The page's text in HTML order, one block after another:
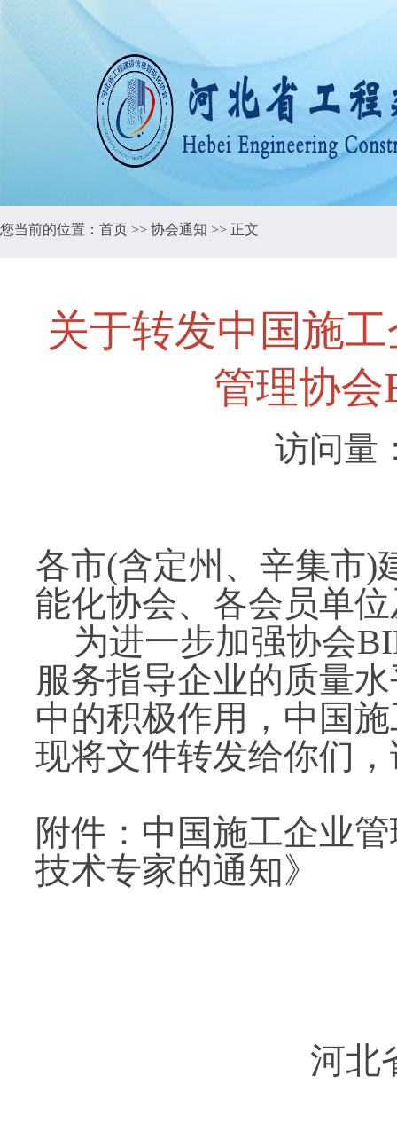
您当前的位置： 首页 >> 协会通知 >> 正文
关于转发中国施
管理协
访问量
各市(含定州、辛集市)
能化协会、各会员单
为进一步加强协会
服务指导企业的质量
中的积极作用，中国
现将文件转发给你们
附件：中国施工企业
技术专家的通知》
河北省建